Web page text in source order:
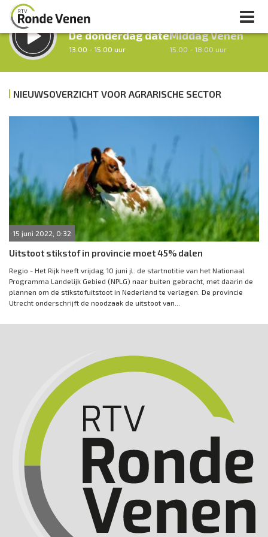
LUISTER LIVE:
De donderdag date
13.00 - 15.00 uur
Middag Venen
15.00 - 18.00 uur
Vorig uur Volgend uur
NIEUWSOVERZICHT VOOR AGRARISCHE SECTOR
15 juni 2022, 0:32
Uitstoot stikstof in provincie moet 45% dalen
Regio - Het Rijk heeft vrijdag 10 juni jl. de startnotitie van het Nationaal
Programma Landelijk Gebied (NPLG) naar buiten gebracht, met daarin de
plannen om de stikstofuitstoot in Nederland te verlagen. De provincie
Utrecht onderschrijft de noodzaak de uitstoot van...